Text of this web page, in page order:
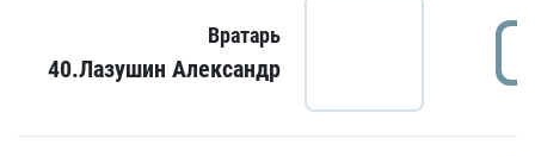
Вратарь
40.Лазушин Александр